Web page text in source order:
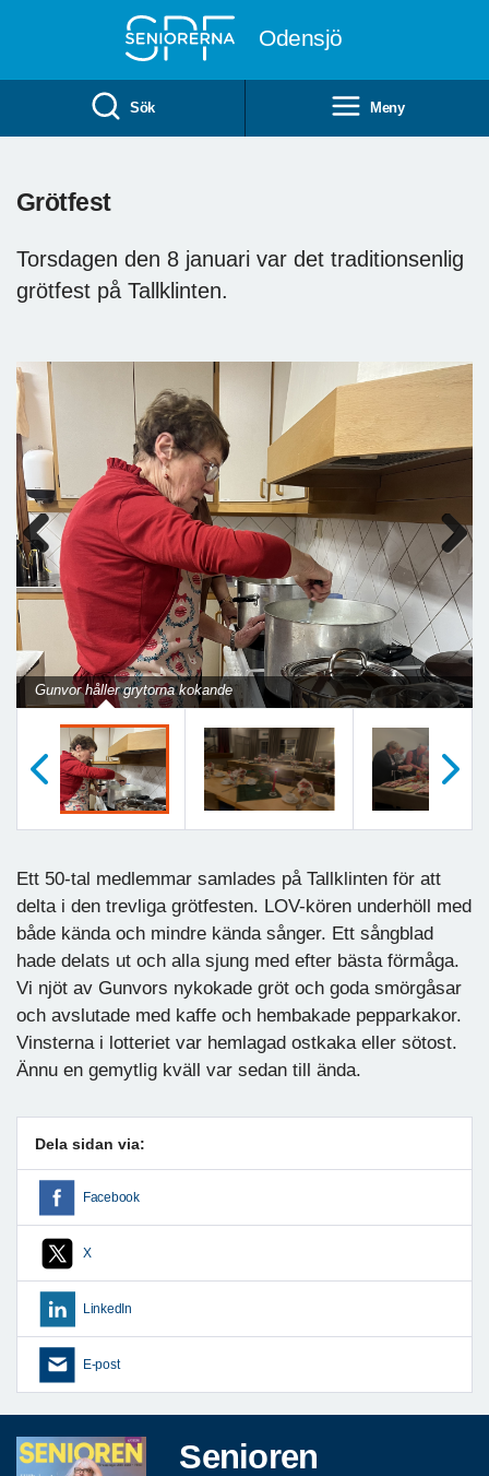
Odensjö
Sök Meny
Grötfest
Torsdagen den 8 januari var det traditionsenlig
grötfest på Tallklinten.
Gunvor håller grytorna kokande
Previous Next
Ett 50-tal medlemmar samlades på Tallklinten för att
delta i den trevliga grötfesten. LOV-kören underhöll med
både kända och mindre kända sånger. Ett sångblad
hade delats ut och alla sjung med efter bästa förmåga.
Vi njöt av Gunvors nykokade gröt och goda smörgåsar
och avslutade med kaffe och hembakade pepparkakor.
Vinsterna i lotteriet var hemlagad ostkaka eller sötost.
Ännu en gemytlig kväll var sedan till ända.
Dela sidan via:
Facebook
X
LinkedIn
E-post
Senioren